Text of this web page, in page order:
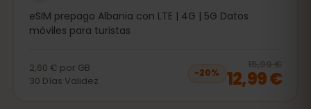
eSIM prepago Albania con LTE | 4G | 5G Datos
móviles para turistas
2,60 € por GB
30 Días Validez
−20%
15,99 €
12,99 €